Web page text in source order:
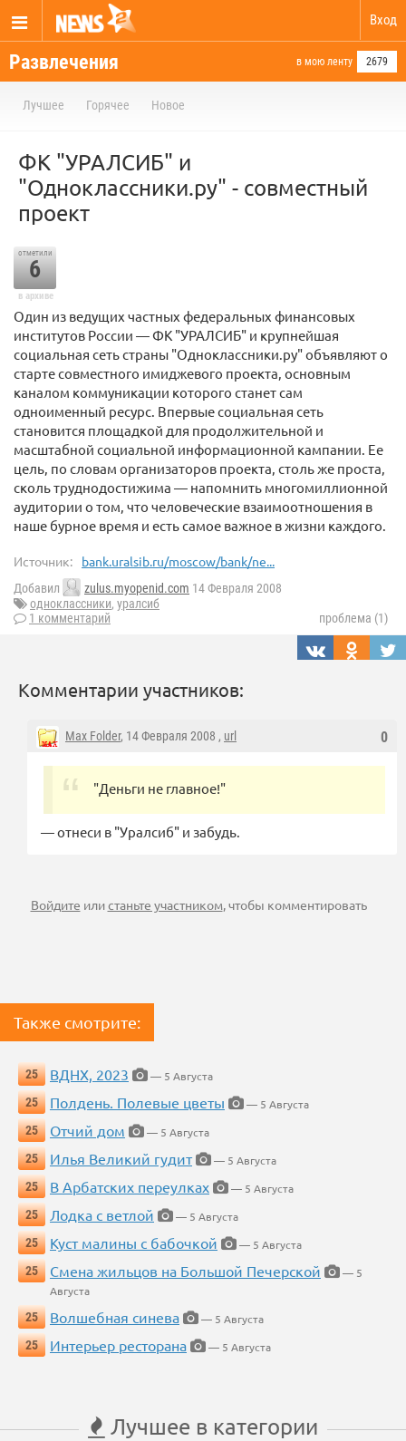
Вход
Развлечения в мою ленту 2679
Лучшее Горячее Новое
ФК "УРАЛСИБ" и
"Одноклассники.ру" - совместный
проект
отметили
6
в архиве
Один из ведущих частных федеральных финансовых
институтов России — ФК "УРАЛСИБ" и крупнейшая
социальная сеть страны "Одноклассники.ру" объявляют о
старте совместного имиджевого проекта, основным
каналом коммуникации которого станет сам
одноименный ресурс. Впервые социальная сеть
становится площадкой для продолжительной и
масштабной социальной информационной кампании. Ее
цель, по словам организаторов проекта, столь же проста,
сколь труднодостижима — напомнить многомиллионной
аудитории о том, что человеческие взаимоотношения в
наше бурное время и есть самое важное в жизни каждого.
Источник: bank.uralsib.ru/moscow/bank/ne...
Добавил zulus.myopenid.com 14 Февраля 2008
одноклассники, уралсиб
1 комментарий
проблема (1)
Комментарии участников:
0
Max Folder, 14 Февраля 2008 , url
"Деньги не главное!"
— отнеси в "Уралсиб" и забудь.
Войдите илистаньте участником, чтобы комментировать
Также смотрите:
25 ВДНХ, 2023
— 5 Августа
25
Полдень. Полевые цветы
— 5 Августа
25
Отчий дом
— 5 Августа
25
Илья Великий гудит
— 5 Августа
25
В Арбатских переулках
— 5 Августа
25
Лодка с ветлой
— 5 Августа
25
Куст малины с бабочкой
— 5 Августа
25
Смена жильцов на Большой Печерской
— 5
Августа
25
Волшебная синева
— 5 Августа
25
Интерьер ресторана — 5 Августа
Лучшее в категории